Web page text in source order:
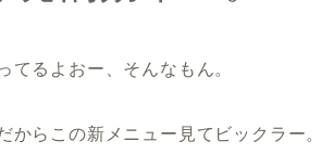
てるよおー、そんなもん。
からこの新メニュー見てビックラー